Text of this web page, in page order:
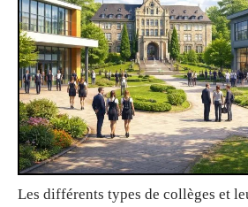
Les différents types de collèges et